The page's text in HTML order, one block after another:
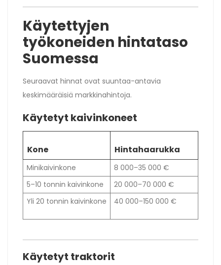
Käytettyjen
työkoneiden hintataso
Suomessa
Seuraavat hinnat ovat suuntaa-antavia
keskimääräisiä markkinahintoja.
Käytetyt kaivinkoneet
Kone Hintahaarukka
Minikaivinkone
8 000–35 000 €
5–10 tonnin kaivinkone
20 000–70 000 €
Yli 20 tonnin kaivinkone
40 000–150 000 €
Käytetyt traktorit